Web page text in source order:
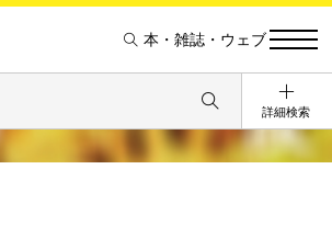
本・雑誌・ウェブ
詳細検索